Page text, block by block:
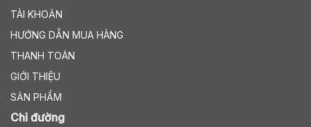
TÀI KHOẢN
HƯỚNG DẪN MUA HÀNG
THANH TOÁN
GIỚI THIỆU
SẢN PHẨM
Chỉ đường